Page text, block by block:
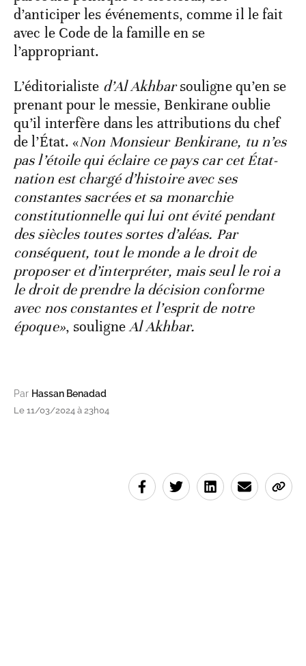
d’anticiper les événements, comme il le fait
avec le Code de la famille en se
l’appropriant.
L’éditorialiste d’Al Akhbarsouligne qu’en se
prenant pour le messie, Benkirane oublie
qu’il interfère dans les attributions du chef
de l’État. «Non Monsieur Benkirane, tu n’es
pas l’étoile qui éclaire ce pays car cet État-
nation est chargé d’histoire avec ses
constantes sacrées et sa monarchie
constitutionnelle qui lui ont évité pendant
des siècles toutes sortes d’aléas. Par
conséquent, tout le monde a le droit de
proposer et d’interpréter, mais seul le roi a
le droit de prendre la décision conforme
avec nos constantes et l’esprit de notre
époque», souligneAl Akhbar.
Par Hassan Benadad
Le 11/03/2024 à 23h04